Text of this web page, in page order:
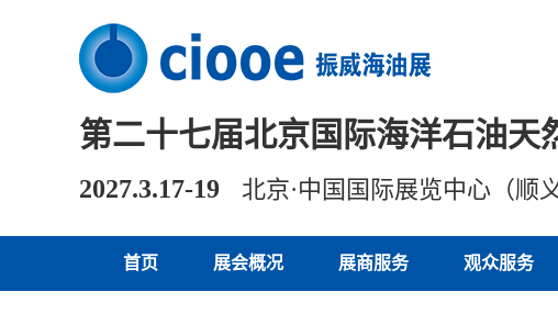
第二十七届北京国际海洋石油天
2027.3.17-19 北京·中国国际展览中心（顺义
首页 展会概况 展商服务 观众服务